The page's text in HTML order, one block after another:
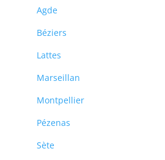
Agde
Béziers
Lattes
Marseillan
Montpellier
Pézenas
Sète